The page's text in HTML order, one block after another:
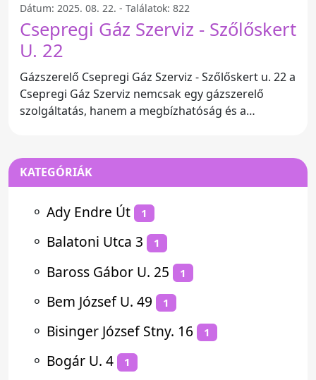
Dátum: 2025. 08. 22. - Találatok: 822
Csepregi Gáz Szerviz - Szőlőskert
U. 22
Gázszerelő Csepregi Gáz Szerviz - Szőlőskert u. 22 a
Csepregi Gáz Szerviz nemcsak egy gázszerelő
szolgáltatás, hanem a megbízhatóság és a
KATEGÓRIÁK
⚬ Ady Endre Út 1
⚬ Balatoni Utca 3 1
⚬ Baross Gábor U. 25 1
⚬ Bem József U. 49 1
⚬ Bisinger József Stny. 16 1
⚬ Bogár U. 4 1